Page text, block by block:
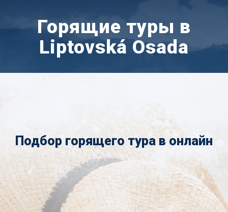
Горящие туры в
Liptovská Osada
Подбор горящего тура в онлайн